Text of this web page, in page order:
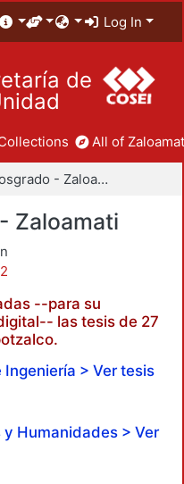
Log In
de
All of
Tesis de posgrado - Zaloamati
Zaloamati
--para su
las tesis de 27
> Ver tesis
Humanidades > Ver